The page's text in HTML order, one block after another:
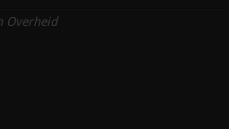
Overheid